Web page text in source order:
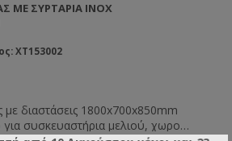
ΜΕ ΣΥΡΤΑΡΙΑ ΙΝΟΧ
XT153002
με διαστάσεις 1800x700x850mm
συσκευαστήρια μελιού, χωρούς